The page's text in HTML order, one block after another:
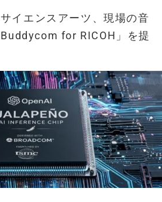
イエンスアーツ、現場の音
for RICOH」を提